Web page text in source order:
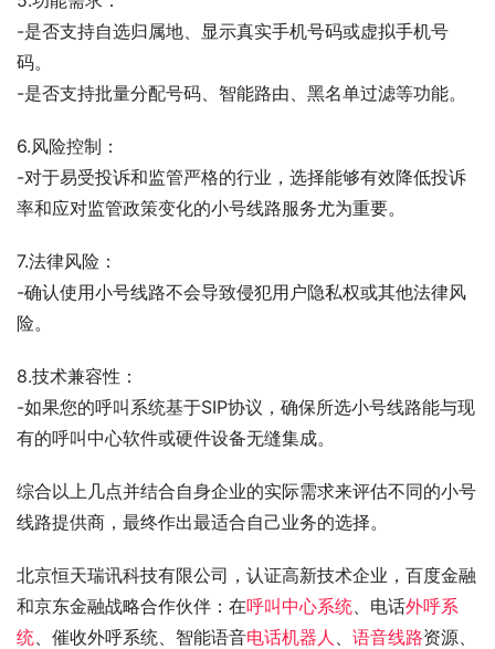
-是否支持自选归属地、显示真实手机号码或虚拟手机号
码。
-是否支持批量分配号码、智能路由、黑名单过滤等功能。
6.风险控制：
-对于易受投诉和监管严格的行业，选择能够有效降低投诉
率和应对监管政策变化的小号线路服务尤为重要。
7.法律风险：
-确认使用小号线路不会导致侵犯用户隐私权或其他法律风
险。
8.技术兼容性：
-如果您的呼叫系统基于SIP协议，确保所选小号线路能与现
有的呼叫中心软件或硬件设备无缝集成。
综合以上几点并结合自身企业的实际需求来评估不同的小号
线路提供商，最终作出最适合自己业务的选择。
北京恒天瑞讯科技有限公司，认证高新技术企业，百度金融
和京东金融战略合作伙伴：在呼叫中心系统、电话外呼系
统、催收外呼系统、智能语音电话机器人 、 语音线路资源、